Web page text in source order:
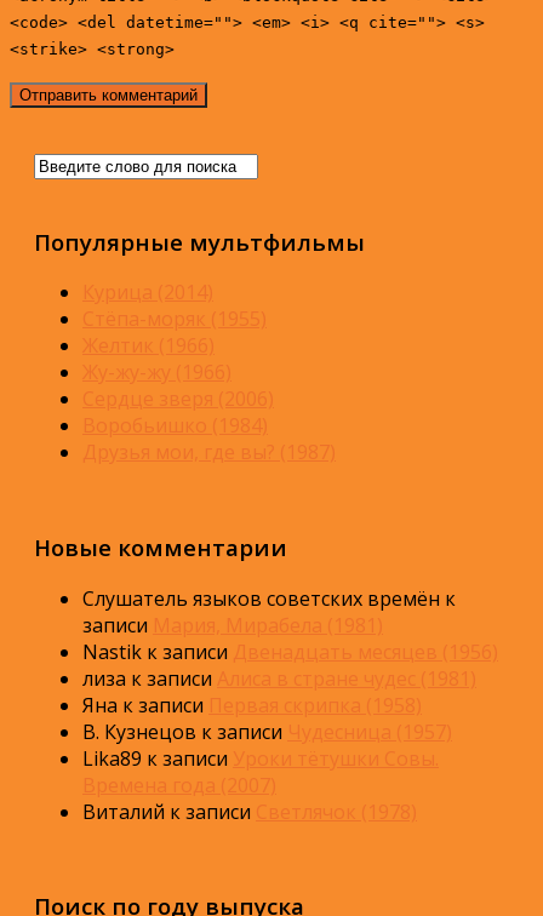
<code> <del datetime=""> <em> <i> <q cite=""> <s>
<strike> <strong>
Популярные мультфильмы
Курица (2014)
Стёпа-моряк (1955)
Желтик (1966)
Жу-жу-жу (1966)
Сердце зверя (2006)
Воробьишко (1984)
Друзья мои, где вы? (1987)
Новые комментарии
Слушатель языков советских времён к
записи Мария, Мирабела (1981)
Nastik к записи Двенадцать месяцев (1956)
лиза к записи Алиса в стране чудес (1981)
Яна к записи Первая скрипка (1958)
В. Кузнецов к записи Чудесница (1957)
Lika89 к записи Уроки тётушки Совы.
Времена года (2007)
Виталий к записи Светлячок (1978)
Поиск по году выпуска